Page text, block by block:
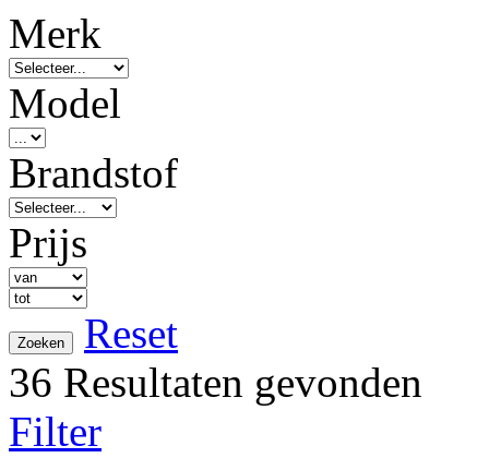
Merk
Model
Brandstof
Prijs
Reset
36 Resultaten gevonden
Filter